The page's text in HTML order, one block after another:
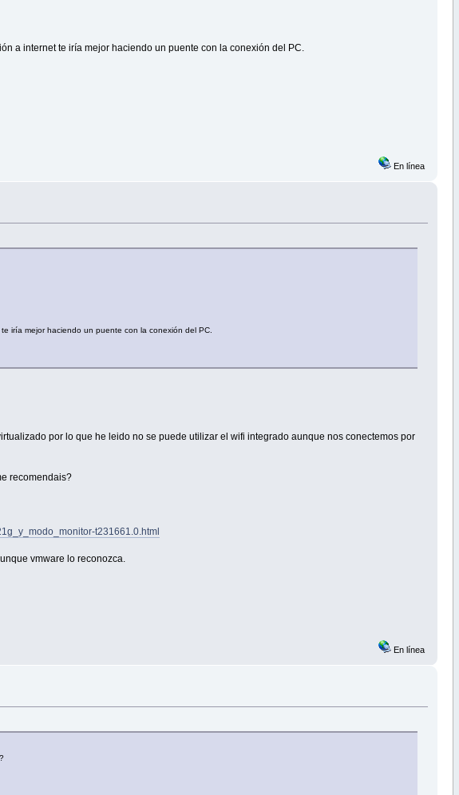
a internet te iría mejor haciendo un puente con la conexión del PC.
En línea
iría mejor haciendo un puente con la conexión del PC.
por lo que he leido no se puede utilizar el wifi integrado aunque nos conectemos por
recomendais?
t231661.0.html
vmware lo reconozca.
En línea